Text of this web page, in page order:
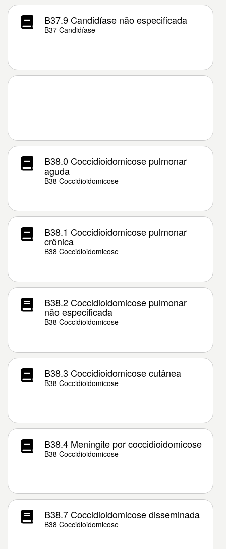
B37.9 Candidíase não especificada
B37 Candidíase
B38.0 Coccidioidomicose pulmonar
aguda
B38 Coccidioidomicose
B38.1 Coccidioidomicose pulmonar
crônica
B38 Coccidioidomicose
B38.2 Coccidioidomicose pulmonar
não especificada
B38 Coccidioidomicose
B38.3 Coccidioidomicose cutânea
B38 Coccidioidomicose
B38.4 Meningite por coccidioidomicose
B38 Coccidioidomicose
B38.7 Coccidioidomicose disseminada
B38 Coccidioidomicose